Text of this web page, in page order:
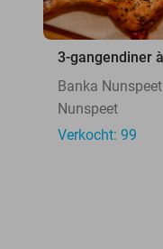
3-gangendiner
Banka Nunspeet
Nunspeet
Verkocht: 99